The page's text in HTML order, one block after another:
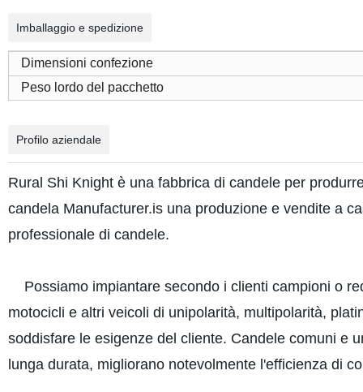
Imballaggio e spedizione
Dimensioni confezione
Peso lordo del pacchetto
Profilo aziendale
Rural Shi Knight è una fabbrica di candele per
candela Manufacturer.is una produzione e vendite a
professionale di candele.
Possiamo impiantare secondo i clienti campioni o
motocicli e altri veicoli di unipolarità, multipolarità,
soddisfare le esigenze del cliente. Candele comuni e
lunga durata, migliorano notevolmente l'efficienza di